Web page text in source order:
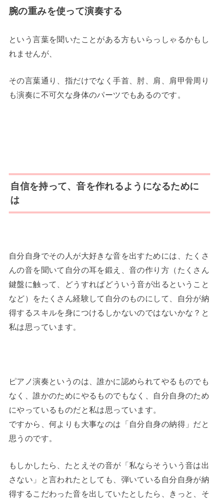
腕の重みを使って演奏する
という言葉を聞いたことがある方もいらっしゃるかもし
れませんが、
その言葉通り、指だけでなく手首、肘、肩、肩甲骨周り
も演奏に不可欠な身体のパーツでもあるのです。
自信を持って、音を作れるようになるために
は
自分自身でその人が大好きな音を出すためには、たくさ
んの音を聞いて自分の耳を鍛え、音の作り方（たくさん
鍵盤に触って、どうすればどういう音が出るということ
など）をたくさん経験して自分のものにして、自分が納
得するスキルを身につけるしかないのではないかな？と
私は思っています。
ピアノ演奏というのは、誰かに認められてやるものでも
なく、誰かのためにやるものでもなく、自分自身のため
にやっているものだと私は思っています。
ですから、何よりも大事なのは「自分自身の納得」だと
思うのです。
もしかしたら、たとえその音が「私ならそういう音は出
さない」と言われたとしても、弾いている自分自身が納
得するこだわった音を出していたとしたら、きっと、そ